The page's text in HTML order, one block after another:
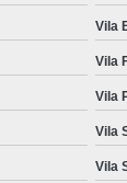
Vila
Vila
Vila
Vila
Vila